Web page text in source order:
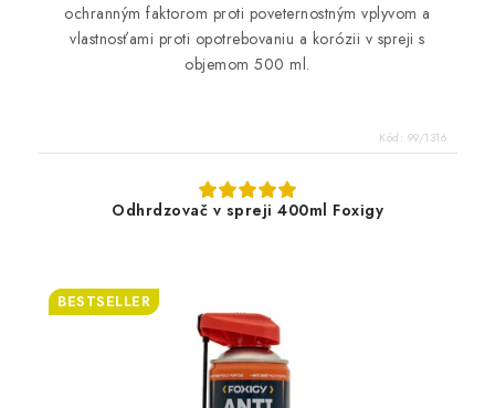
ochranným faktorom proti poveternostným vplyvom a
vlastnosťami proti opotrebovaniu a korózii v spreji s
objemom 500 ml.
Kód: 99/1316
Odhrdzovač v spreji 400ml Foxigy
BESTSELLER